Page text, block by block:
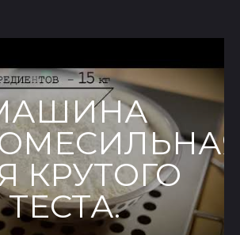
КРУТОГО
ТЕСТА.